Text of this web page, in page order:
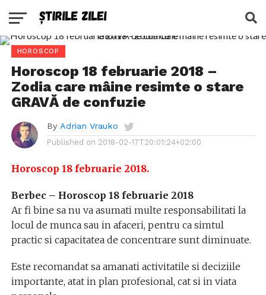
HOROSCOP
Horoscop 18 februarie 2018 –
Zodia care mâine resimte o stare
GRAVĂ de confuzie
By Adrian Vrauko
Published on 2018-02-17T20:01:24+02:00
Horoscop 18 februarie 2018.
Berbec – Horoscop 18 februarie 2018
Ar fi bine sa nu va asumati multe responsabilitati la
locul de munca sau in afaceri, pentru ca simtul
practic si capacitatea de concentrare sunt diminuate.
Este recomandat sa amanati activitatile si deciziile
importante, atat in plan profesional, cat si in viata